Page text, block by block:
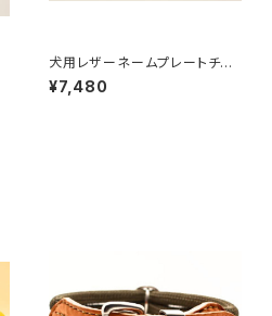
犬用レザーネームプレートチョ
ーカー（迷子札）／長さ40cm以
上 【受注製作】LOVE&PEACE
¥7,480